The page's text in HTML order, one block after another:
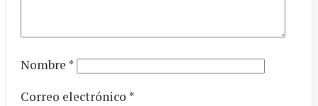
Nombre *
Correo electrónico *